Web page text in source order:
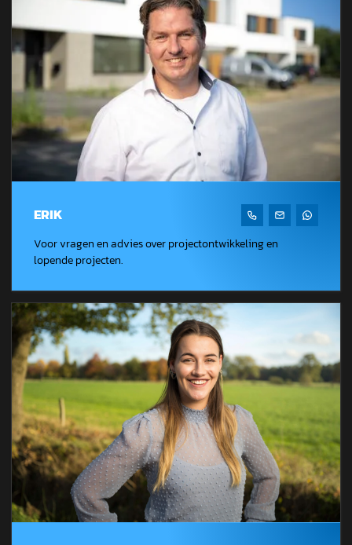
ERIK
Voor vragen en advies over projectontwikkeling en
lopende projecten.